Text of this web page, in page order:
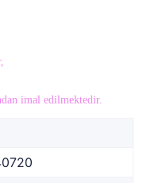
imal edilmektedir.